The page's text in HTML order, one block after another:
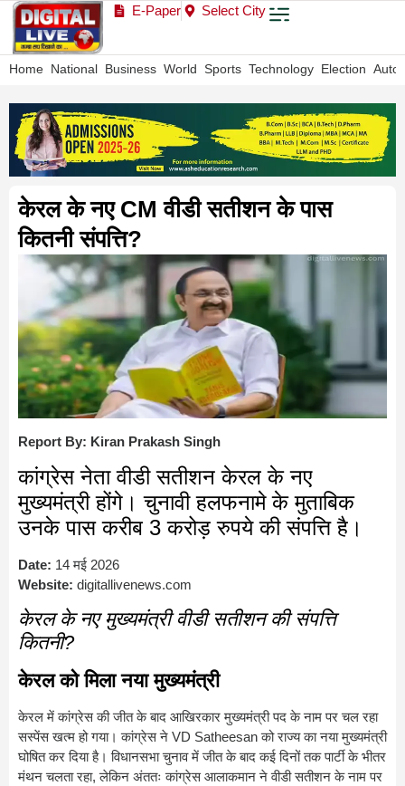
E-Paper Select City
Home National Business World Sports Technology Election Auto
केरल के नए CM वीडी सतीशन के पास
कितनी संपत्ति?
Report By: Kiran Prakash Singh
कांग्रेस नेता वीडी सतीशन केरल के नए
मुख्यमंत्री होंगे। चुनावी हलफनामे के मुताबिक
उनके पास करीब 3 करोड़ रुपये की संपत्ति है।
Date: 14 मई 2026
Website: digitallivenews.com
केरल के नए मुख्यमंत्री वीडी सतीशन की संपत्ति
कितनी?
केरल को मिला नया मुख्यमंत्री
केरल में कांग्रेस की जीत के बाद आखिरकार मुख्यमंत्री पद के नाम पर चल रहा
सस्पेंस खत्म हो गया। कांग्रेस ने VD Satheesanको राज्य का नया मुख्यमंत्री
घोषित कर दिया है। विधानसभा चुनाव में जीत के बाद कई दिनों तक पार्टी के भीतर
मंथन चलता रहा, लेकिन अंततः कांग्रेस आलाकमान ने वीडी सतीशन के नाम पर